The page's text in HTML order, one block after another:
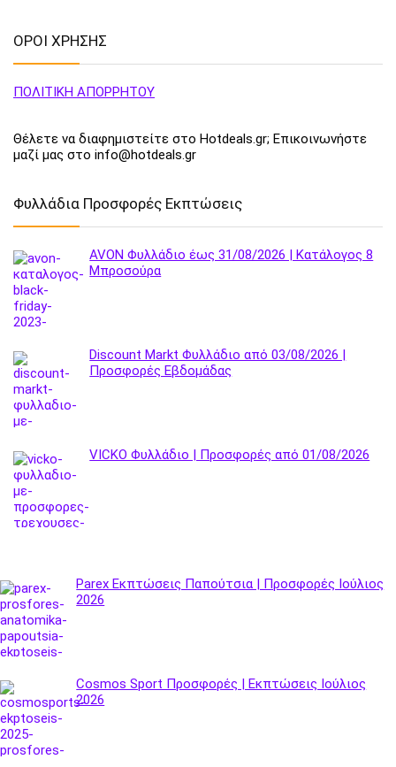
ΟΡΟΙ ΧΡΗΣΗΣ
ΠΟΛΙΤΙΚΗ ΑΠΟΡΡΗΤΟΥ
Θέλετε να διαφημιστείτε στο Hotdeals.gr; Επικοινωνήστε
μαζί μας στο info@hotdeals.gr
Φυλλάδια Προσφορές Εκπτώσεις
AVON Φυλλάδιο έως 31/08/2026 | Κατάλογος 8
Μπροσούρα
Discount Markt Φυλλάδιο από 03/08/2026 |
Προσφορές Εβδομάδας
VICKO Φυλλάδιο | Προσφορές από 01/08/2026
Parex Εκπτώσεις Παπούτσια | Προσφορές Ιούλιος
2026
Cosmos Sport Προσφορές | Εκπτώσεις Ιούλιος
2026